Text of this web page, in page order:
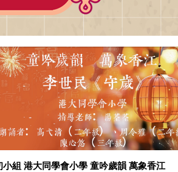
小組 港大同學會小學 童吟歲韻 萬象香江